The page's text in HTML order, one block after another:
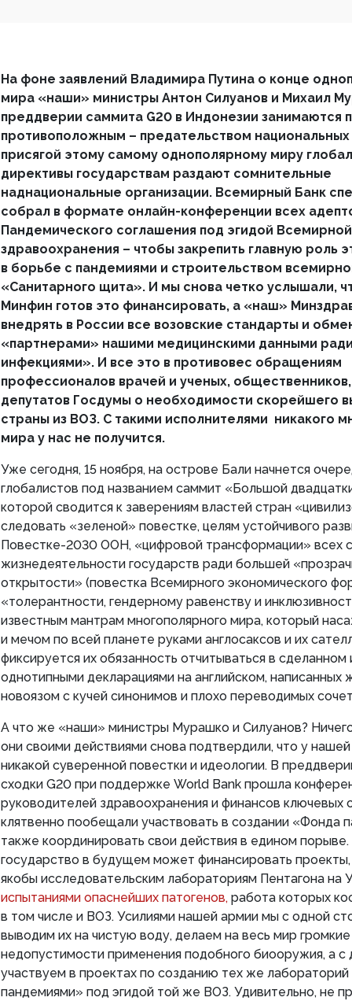
На фоне заявлений Владимира Путина о конце
мира «наши» министры Антон Силуанов и Михаил
преддверии саммита G20 в Индонезии занимаются
противоположным – предательством
присягой этому самому однополярному миру
директивы государствам раздают сомнительные
наднациональные организации. Всемирный Банк
собрал в формате онлайн-конференции всех
Пандемического соглашения под эгидой
здравоохранения – чтобы закрепить главную роль
в борьбе с пандемиями и строительством
«Санитарного щита». И мы снова четко услышали,
Минфин готов это финансировать, а «наш»
внедрять в России все возовские стандарты и
«партнерами» нашими медицинскими данными
инфекциями». И все это в противовес обращениям
профессионалов врачей и ученых,
депутатов Госдумы о необходимости скорейшего
страны из ВОЗ. С такими исполнителями никакого
мира у нас не получится.
Уже сегодня, 15 ноября, на острове Бали начнется
глобалистов под названием саммит «Большой
которой сводится к заверениям властей стран
следовать «зеленой» повестке, целям устойчивого
Повестке-2030 ООН, «цифровой трансформации» всех
жизнедеятельности государств ради большей
открытости» (повестка Всемирного экономического
«толерантности, гендерному равенству и
известным мантрам многополярного мира, который
и мечом по всей планете руками англосаксов и их
фиксируется их обязанность отчитываться в
однотипными декларациями на английском, написанных
новоязом с кучей синонимов и плохо переводимых
А что же «наши» министры Мурашко и Силуанов?
они своими действиями снова подтвердили, что у
никакой суверенной повестки и идеологии. В
сходки G20 при поддержке World Bank прошла
руководителей здравоохранения и финансов ключевых
клятвенно пообещали участвовать в создании «Фонда
также координировать свои действия в едином
государство в будущем может финансировать проекты,
якобы исследовательским лабораториям Пентагона на
испытаниями опаснейших патогенов, работа которых
в том числе и ВОЗ. Усилиями нашей армии мы с одной
выводим их на чистую воду, делаем на весь мир громкие
недопустимости применения подобного биооружия, а с
участвуем в проектах по созданию тех же
пандемиями» под эгидой той же ВОЗ. Удивительно, не